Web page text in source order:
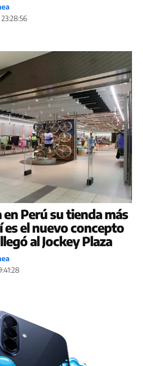
Perú su tienda más
es el nuevo concepto
al Jockey Plaza